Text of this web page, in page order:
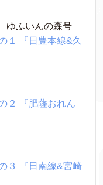
ゆふいんの森号
１ 『日豊本線&久
２ 『肥薩おれん
３ 『日南線&宮崎